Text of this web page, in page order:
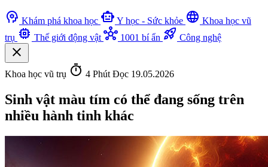
psychology Khám phá khoa học smart_toy Y học - Sức khỏe language Khoa học vũ
trụ memory Thế giới động vật hub 1001 bí ẩn rocket_launch Công nghệ
close
Khoa học vũ trụ timer 4 Phút Đọc 19.05.2026
Sinh vật màu tím có thể đang sống trên
nhiều hành tinh khác